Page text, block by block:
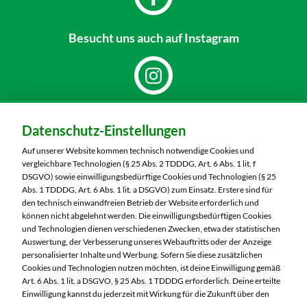
Besucht unsauch auf Instagram
MARKTKAUF Görlitz
Nieskyer Straße 100
02828 Görlitz
Telefon:03581 3670
Markt ändern
Öffnungszeiten diese Woche:
Mo:
07:00 – 20:00 Uhr
Di:
07:00 – 20:00 Uhr
Datenschutz-Einstellungen
Auf unserer Website kommen technisch notwendige Cookies und
vergleichbare Technologien (§ 25 Abs. 2 TDDDG, Art. 6 Abs. 1 lit. f
DSGVO) sowie einwilligungsbedürftige Cookies und Technologien (§ 25
Abs. 1 TDDDG, Art. 6 Abs. 1 lit. a DSGVO) zum Einsatz. Erstere sind für
den technisch einwandfreien Betrieb der Website erforderlich und
können nicht abgelehnt werden. Die einwilligungsbedürftigen Cookies
und Technologien dienen verschiedenen Zwecken, etwa der statistischen
Auswertung, der Verbesserung unseres Webauftritts oder der Anzeige
personalisierter Inhalte und Werbung. Sofern Sie diese zusätzlichen
Cookies und Technologien nutzen möchten, ist deine Einwilligung gemäß
Art. 6 Abs. 1 lit. a DSGVO, § 25 Abs. 1 TDDDG erforderlich. Deine erteilte
Einwilligung kannst du jederzeit mit Wirkung für die Zukunft über den